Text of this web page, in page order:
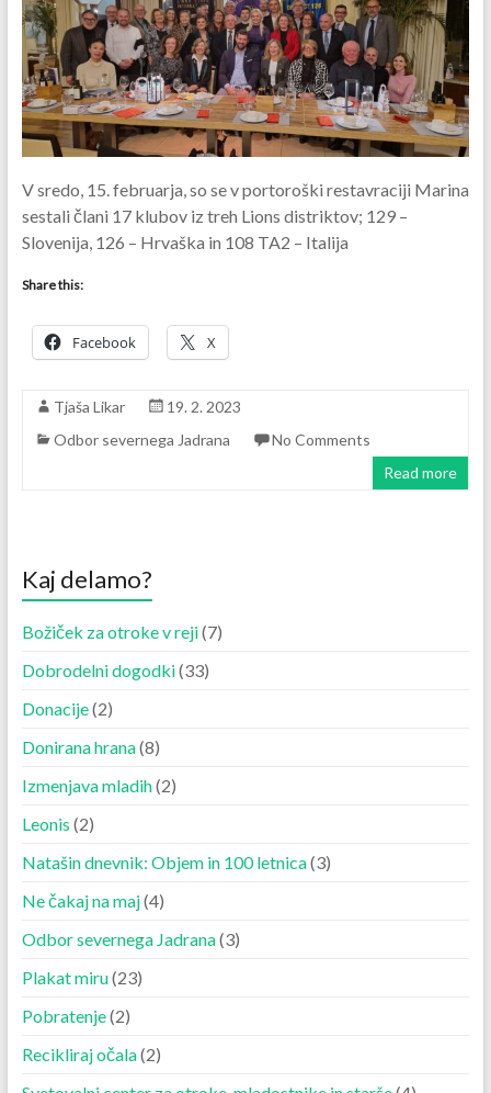
V sredo, 15. februarja, so se v portoroški restavraciji Marina
sestali člani 17 klubov iz treh Lions distriktov; 129 –
Slovenija, 126 – Hrvaška in 108 TA2 – Italija
Share this:
Facebook X
Tjaša Likar
19. 2. 2023
Odbor severnega Jadrana
No Comments
Read more
Kaj delamo?
Božiček za otroke v reji(7)
Dobrodelni dogodki(33)
Donacije(2)
Donirana hrana(8)
Izmenjava mladih(2)
Leonis (2)
Natašin dnevnik: Objem in 100 letnica(3)
Ne čakaj na maj(4)
Odbor severnega Jadrana(3)
Plakat miru(23)
Pobratenje(2)
Recikliraj očala(2)